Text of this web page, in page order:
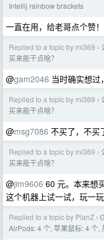
Intellij rainbow brackets
一直在用，给老哥点个赞！
Replied to a topic by mi369 ›
买来能干点啥？
@gam2046 当时确实想过
Replied to a topic by mi369 ›
买来能干点啥？
@msg7086 不买了，不买
Replied to a topic by mi369 ›
买来能干点啥？
@jim9606 60 元。本来想
这个机器上试一试，玩一玩
Replied to a topic by PlanZ ›
AirPods: 4 个, 苹果鼠标: 4 个,